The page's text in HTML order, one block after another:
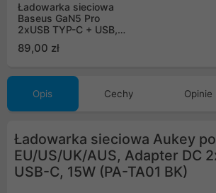
Ładowarka sieciowa
Baseus GaN5 Pro
2xUSB TYP-C + USB,
65W - czarna
(CCGP120201)
89,00 zł
Opis Cechy Opinie
Ładowarka sieciowa Aukey
EU/US/UK/AUS, Adapter DC
USB-C, 15W (PA-TA01 BK)